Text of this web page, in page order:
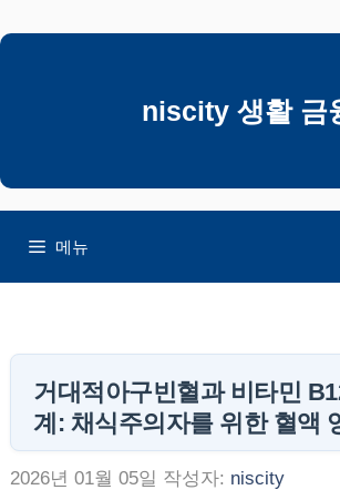
텐
뛰
niscity 생활 금
메뉴
거대적아구빈혈과 비타민
계: 채식주의자를 위한 혈액
2026년 01월 05일 작성자: niscity